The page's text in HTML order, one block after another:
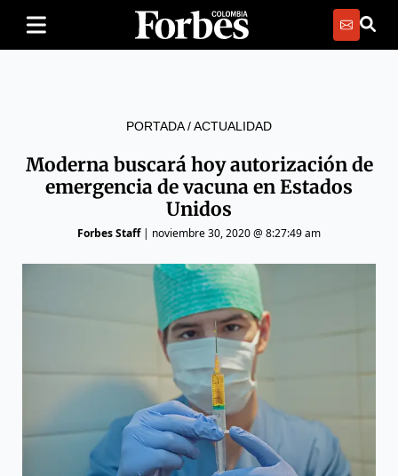
PORTADA/ACTUALIDAD
Moderna buscará hoy autorización de
emergencia de vacuna en Estados
Unidos
Forbes Staff| noviembre 30, 2020 @ 8:27:49 am